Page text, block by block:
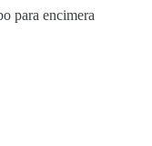
para encimera